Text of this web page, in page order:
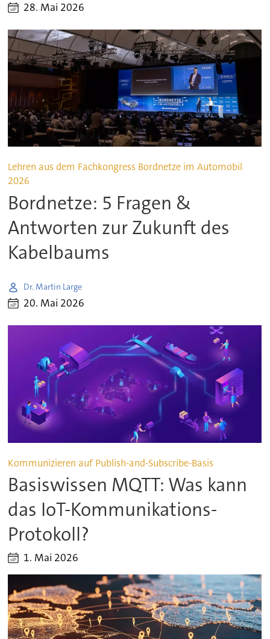
28. Mai 2026
Lehren aus dem Fachkongress Bordnetze im Automobil
2026
Bordnetze: 5 Fragen &
Antworten zur Zukunft des
Kabelbaums
Dr. Martin Large
20. Mai 2026
Kommunizieren auf Publish-and-Subscribe-Basis
Basiswissen MQTT: Was kann
das IoT-Kommunikations-
Protokoll?
1. Mai 2026